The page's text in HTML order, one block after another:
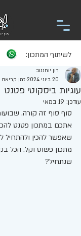
לשיתוף המתכון:
עוגיות ביסקוטי פטנט
רון יוחננוב
20 ביוני 2024
זמן קריאה 1 דקות
עודכן: 19 במאי
סוף סוף זה קורה.
אתכם במתכון פטנט
שאפשר להכין ולהתחיל
מתכון פשוט וקל. הכל
שנתחיל?